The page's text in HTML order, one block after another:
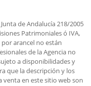
de Andalucía 218/2005
Patrimoniales ó IVA,
arancel no están
de la Agencia no
a disponibilidades y
que la descripción y los
venta en este sitio web son